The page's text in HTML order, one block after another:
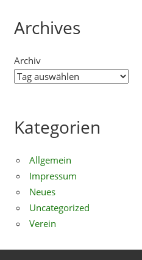
Archives
Archiv
Kategorien
Allgemein
Impressum
Neues
Uncategorized
Verein